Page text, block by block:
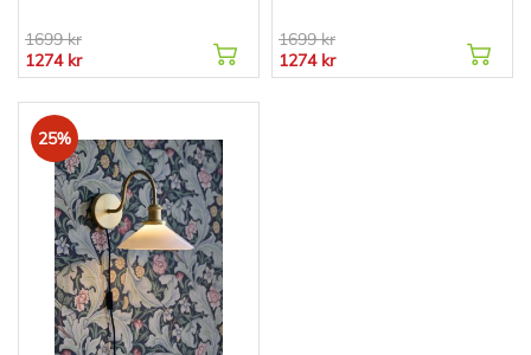
1699 kr
1274 kr
1699 kr
1274 kr
25%